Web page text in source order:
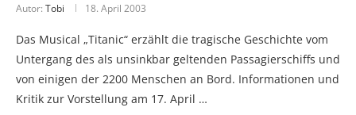
Autor: Tobi 18. April 2003
Das Musical „Titanic“ erzählt die tragische Geschichte vom
Untergang des als unsinkbar geltenden Passagierschiffs und
von einigen der 2200 Menschen an Bord. Informationen und
Kritik zur Vorstellung am 17. April …